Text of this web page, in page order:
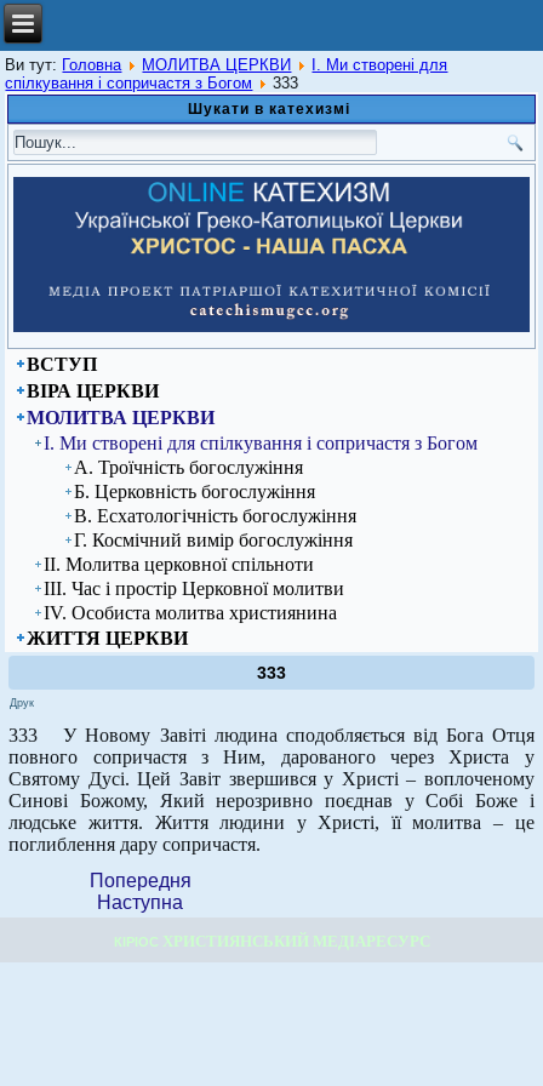
Ви тут: Головна МОЛИТВА ЦЕРКВИ
І. Ми створені для
спілкування і сопричастя з Богом
333
Шукати в катехизмі
ВСТУП
ВІРА ЦЕРКВИ
МОЛИТВА ЦЕРКВИ
І. Ми створені для спілкування і сопричастя з Богом
А. Троїчність богослужіння
Б. Церковність богослужіння
В. Есхатологічність богослужіння
Г. Космічний вимір богослужіння
ІІ. Молитва церковної спільноти
ІІІ. Час і простір Церковної молитви
ІV. Особиста молитва християнина
ЖИТТЯ ЦЕРКВИ
333
Друк
333 У Новому Завіті людина сподобляється від Бога Отця
повного сопричастя з Ним, дарованого через Христа у
Святому Дусі. Цей Завіт звершився у Христі – воплоченому
Синові Божому, Який нерозривно поєднав у Собі Боже і
людське життя. Життя людини у Христі, її молитва – це
поглиблення дару сопричастя.
Попередня
Наступна
КІРІОС ХРИСТИЯНСЬКИЙ МЕДІАРЕСУРС